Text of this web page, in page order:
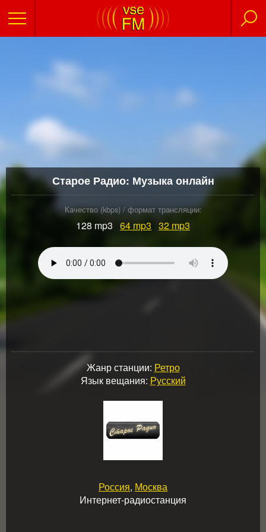
Старое Радио: Музыка онлайн
Качество (kbps) / формат трансляции:
128 mp3 64 mp3 32 mp3
Жанр станции: Ретро
Язык вещания: Русский
Россия, Москва
Интернет-радиостанция